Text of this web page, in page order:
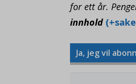
for ett år.
innhold
Ja, jeg vil